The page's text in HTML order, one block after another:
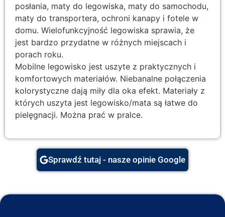
posłania, maty do legowiska, maty do samochodu,
maty do transportera, ochroni kanapy i fotele w
domu. Wielofunkcyjność legowiska sprawia, że
jest bardzo przydatne w różnych miejscach i
porach roku.
Mobilne legowisko jest uszyte z praktycznych i
komfortowych materiałów. Niebanalne połączenia
kolorystyczne dają miły dla oka efekt. Materiały z
których uszyta jest legowisko/mata są łatwe do
pielęgnacji. Można prać w pralce.
Sprawdź tutaj - nasze opinie Google